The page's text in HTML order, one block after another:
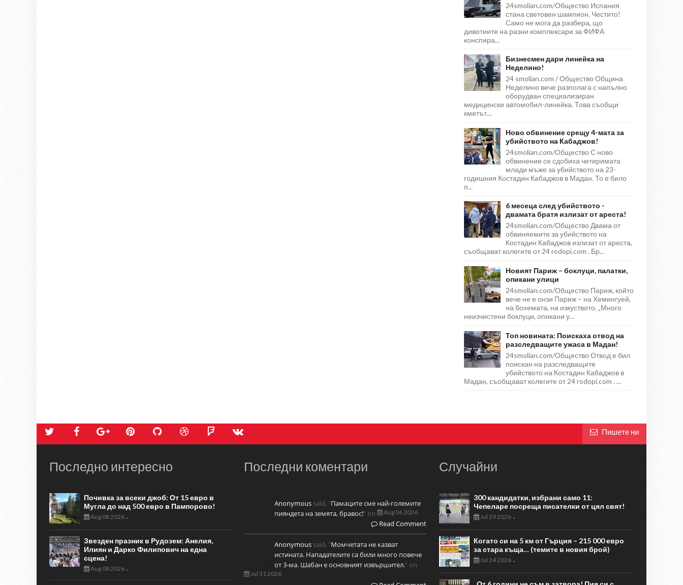
24smolian.com/Общество Испания
стана световен шампион. Честито!
Само не мога да разбера, що
дивотиите на разни комплексари за ФИФА
конспира...
Бизнесмен дари линейка на
Неделино!
24 smolian.com / Общество Община
Неделино вече разполага с напълно
оборудван специализиран
медицински автомобил-линейка. Това съобщи
кметът...
Ново обвинение срещу 4-мата за
убийството на Кабаджов!
24smolian.com/Общество С ново
обвинение се сдобиха четиримата
млади мъже за убийството на 23-
годишния Костадин Кабаджов в Мадан. То е било
п...
6 месеца след убийството -
двамата братя излизат от ареста!
24smolian.com/Общество Двама от
обвиняемите за убийството на
Костадин Кабаджов излизат от ареста,
съобщават колегите от 24 rodopi.com . Бр...
Новият Париж – боклуци, палатки,
опикани улици
24smolian.com/Общество Париж, който
вече не е онзи Париж – на Хемингуей,
на бохемата, на изкуството. „Много
неизчистени боклуци, опикани у...
Топ новината: Поискаха отвод на
разследващите ужаса в Мадан!
24smolian.com/Общество Отвод е бил
поискан на разследващите
убийството на Костадин Кабаджов в
Мадан, съобщават колегите от 24 rodopi.com . ...
Пишете ни
Последно интересно
Почивка за всеки джоб: От 15 евро в
Мугла до над 500 евро в Пампорово!
Aug 08 2026 -
Звезден празник в Рудозем: Анелия,
Илиян и Дарко Филипович на една
сцена!
Aug 08 2026 -
Последни коментари
Anonymous said, "Памаците сме най-големите
пияндета на земята, бравос!" on Aug 06 2026
Read Comment
Anonymous said, "Момчетата не казват
истината. Нападателите са били много повече
от 3-ма. Шабан е основният извършител." on
Jul 31 2026
Случайни
300 кандидатки, избрани само 11:
Чепеларе посреща писателки от цял свят!
Jul 29 2026-
Когато си на 5 км от Гърция – 215 000 евро
за стара къща… (темите в новия брой)
Jul 24 2026-